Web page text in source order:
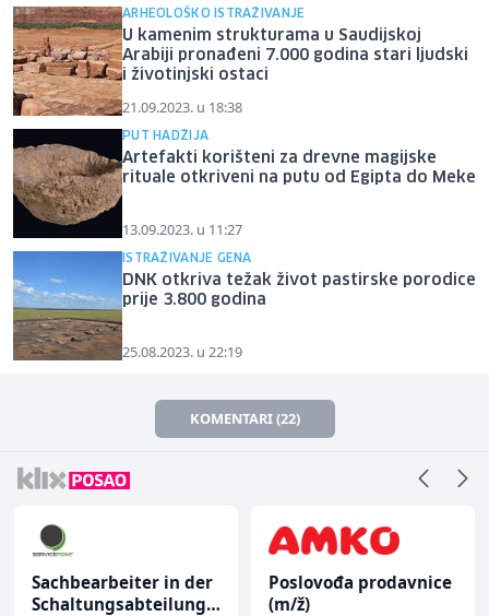
ARHEOLOŠKO ISTRAŽIVANJE
U kamenim strukturama u Saudijskoj
Arabiji pronađeni 7.000 godina stari ljudski
i životinjski ostaci
21.09.2023. u 18:38
PUT HADŽIJA
Artefakti korišteni za drevne magijske
rituale otkriveni na putu od Egipta do Meke
13.09.2023. u 11:27
ISTRAŽIVANJE GENA
DNK otkriva težak život pastirske porodice
prije 3.800 godina
25.08.2023. u 22:19
KOMENTARI (22)
Sachbearbeiter in der
Schaltungsabteilung
Poslovođa prodavnice
(m/ž)